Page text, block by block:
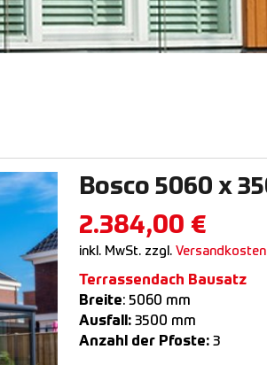
Bosco 5060 x
2.384,00€
inkl. MwSt. zzgl. Versandkosten
Terrassendach Bausatz
Breite: 5060 mm
Ausfall:3500 mm
Anzahl der Pfoste:3